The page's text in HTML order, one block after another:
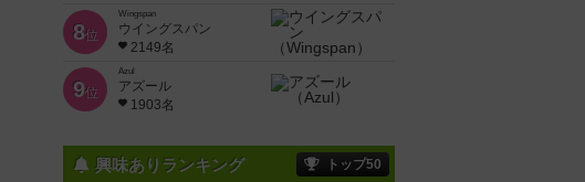
8位
Wingspan
ウイングスパン
2149名
9位
Azul
アズール
1903名
興味ありランキング トップ50